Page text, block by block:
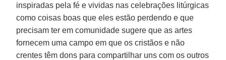
inspiradas pela fé e vividas nas celebrações litúrgicas
como coisas boas que eles estão perdendo e que
precisam ter em comunidade sugere que as artes
fornecem uma campo em que os cristãos e não
crentes têm dons para compartilhar uns com os outros